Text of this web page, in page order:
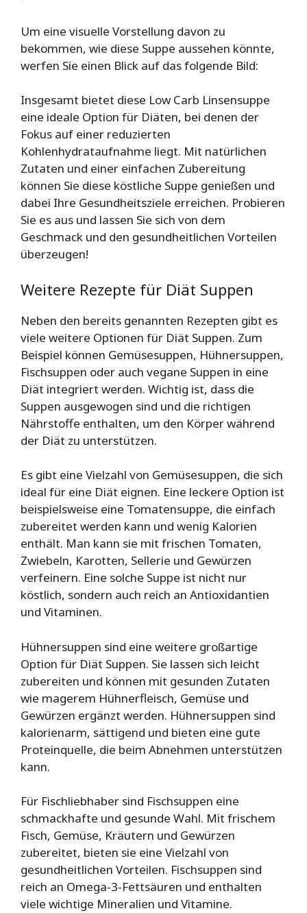
Um eine visuelle Vorstellung davon zu
bekommen, wie diese Suppe aussehen könnte,
werfen Sie einen Blick auf das folgende Bild:
Insgesamt bietet diese Low Carb Linsensuppe
eine ideale Option für Diäten, bei denen der
Fokus auf einer reduzierten
Kohlenhydrataufnahme liegt. Mit natürlichen
Zutaten und einer einfachen Zubereitung
können Sie diese köstliche Suppe genießen und
dabei Ihre Gesundheitsziele erreichen. Probieren
Sie es aus und lassen Sie sich von dem
Geschmack und den gesundheitlichen Vorteilen
überzeugen!
Weitere Rezepte für Diät Suppen
Neben den bereits genannten Rezepten gibt es
viele weitere Optionen für Diät Suppen. Zum
Beispiel können Gemüsesuppen, Hühnersuppen,
Fischsuppen oder auch vegane Suppen in eine
Diät integriert werden. Wichtig ist, dass die
Suppen ausgewogen sind und die richtigen
Nährstoffe enthalten, um den Körper während
der Diät zu unterstützen.
Es gibt eine Vielzahl von Gemüsesuppen, die sich
ideal für eine Diät eignen. Eine leckere Option ist
beispielsweise eine Tomatensuppe, die einfach
zubereitet werden kann und wenig Kalorien
enthält. Man kann sie mit frischen Tomaten,
Zwiebeln, Karotten, Sellerie und Gewürzen
verfeinern. Eine solche Suppe ist nicht nur
köstlich, sondern auch reich an Antioxidantien
und Vitaminen.
Hühnersuppen sind eine weitere großartige
Option für Diät Suppen. Sie lassen sich leicht
zubereiten und können mit gesunden Zutaten
wie magerem Hühnerfleisch, Gemüse und
Gewürzen ergänzt werden. Hühnersuppen sind
kalorienarm, sättigend und bieten eine gute
Proteinquelle, die beim Abnehmen unterstützen
kann.
Für Fischliebhaber sind Fischsuppen eine
schmackhafte und gesunde Wahl. Mit frischem
Fisch, Gemüse, Kräutern und Gewürzen
zubereitet, bieten sie eine Vielzahl von
gesundheitlichen Vorteilen. Fischsuppen sind
reich an Omega-3-Fettsäuren und enthalten
viele wichtige Mineralien und Vitamine.